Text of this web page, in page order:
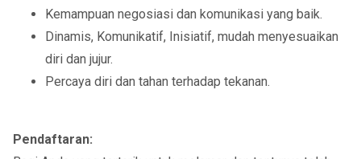
Kemampuan negosiasi dan komunikasi yang baik.
Dinamis, Komunikatif, Inisiatif, mudah menyesuaikan
diri dan jujur.
Percaya diri dan tahan terhadap tekanan.
Pendaftaran: